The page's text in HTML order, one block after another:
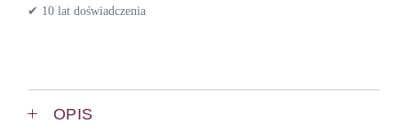
✔ 10 lat doświadczenia
OPIS